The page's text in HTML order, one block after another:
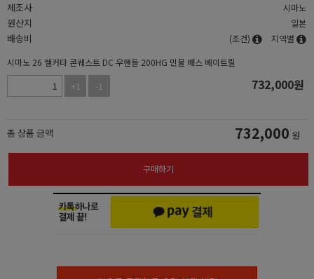
제조사 시마노
원산지 일본
배송비 (조건)
지역별
시마노 26 켈커타 콘퀘스트 DC 우핸들 200HG 민물 배스 베이트릴
+1
-1 732,000원
총 상품 금액 732,000 원
구매하기